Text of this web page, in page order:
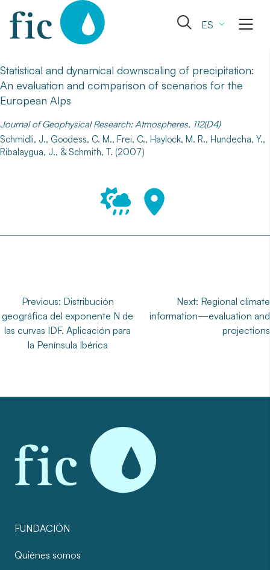
content
Abrir
de
búsqueda
ES
Statistical and dynamical downscaling of precipitation:
An evaluation and comparison of scenarios for the
European Alps
Journal of Geophysical Research: Atmospheres, 112(D4)
Schmidli, J., Goodess, C. M., Frei, C., Haylock, M. R., Hundecha, Y.,
Ribalaygua, J., & Schmith, T. (2007)
Navegación
de
entradas
Previous: Distribución
geográfica del exponente N de
las curvas IDF. Aplicación para
la Península Ibérica
Next: Regional climate
information—evaluation and
projections
FUNDACIÓN
Quiénes somos